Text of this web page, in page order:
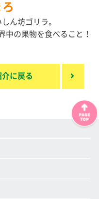
ん坊ゴリラ。
中の果物を食べること！
に戻る